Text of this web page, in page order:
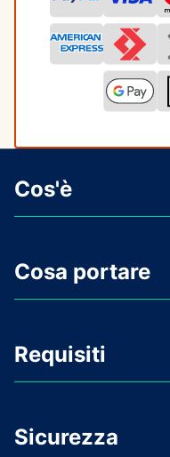
Cos'è
Cosa portare
Requisiti
Sicurezza